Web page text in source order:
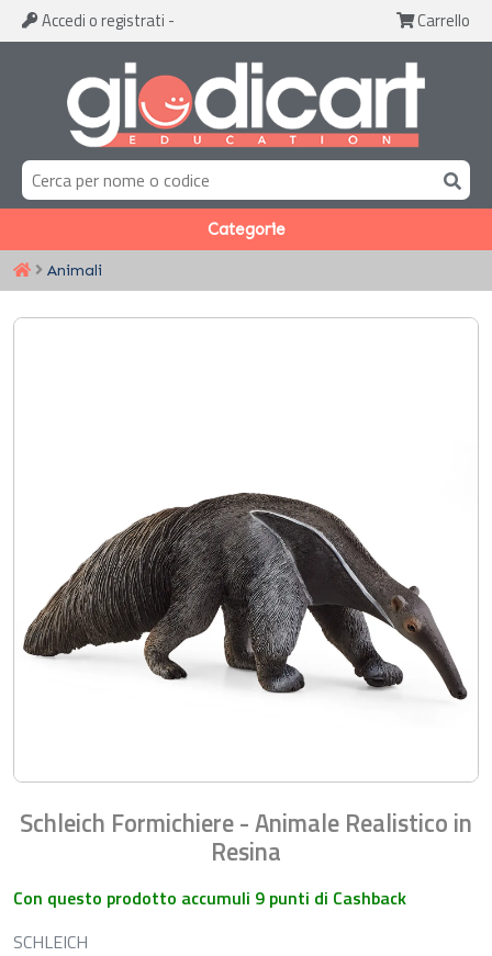
Accedi o registrati - Carrello
Categorie
Animali
Schleich Formichiere - Animale Realistico in
Resina
Con questo prodotto accumuli 9 punti di Cashback
SCHLEICH